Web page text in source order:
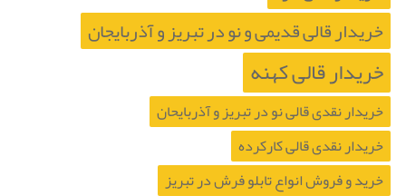
خریدار قالی قدیمی و نو در تبریز و آذربایجان
خریدار قالی کهنه
خریدار نقدی قالی نو در تبریز و آذربایحان
خریدار نقدی قالی کارکرده
خرید و فروش انواع تابلو فرش در تبریز